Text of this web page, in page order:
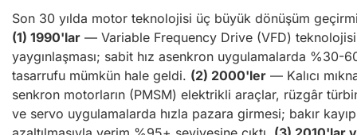
Son 30 yılda motor teknolojisi üç büyük dönüşüm
(1) 1990'lar — Variable Frequency Drive (VFD)
yaygınlaşması; sabit hız asenkron uygulamalarda %30-
tasarrufu mümkün hale geldi. (2) 2000'ler — Kalıcı
senkron motorların (PMSM) elektrikli araçlar, rüzgâr
ve servo uygulamalarda hızla pazara girmesi; bakır